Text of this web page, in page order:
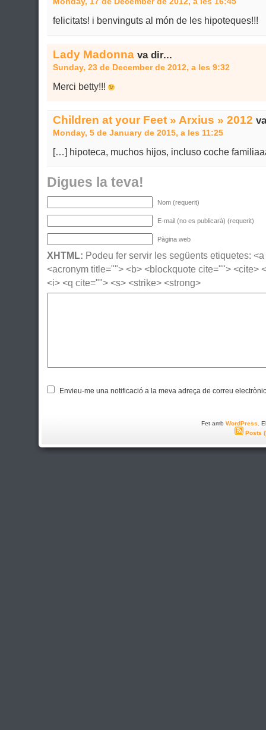
felicitats! i benvinguts al món de les hipoteques!!!
Lady Madonnava dir...
Sunday, 23 de December de 2012, a les 9:32
Merci betty!!!
Children at your Feet » Arxius » 2012
Monday, 5 de January de 2015, a les 11:25
[…] hipoteca, muchos hijos, incluso coche
Digues la teva!
Nom (requerit)
E-mail (no es publicarà) (requerit)
Pàgina web
XHTML: Podeu fer servir les següents etiquetes:
<acronym title=""> <b> <blockquote cite=""> <cite>
<i> <q cite=""> <s> <strike> <strong>
Envieu-me una notificació a la meva adreça de correu
Fet amb WordPress .
Posts